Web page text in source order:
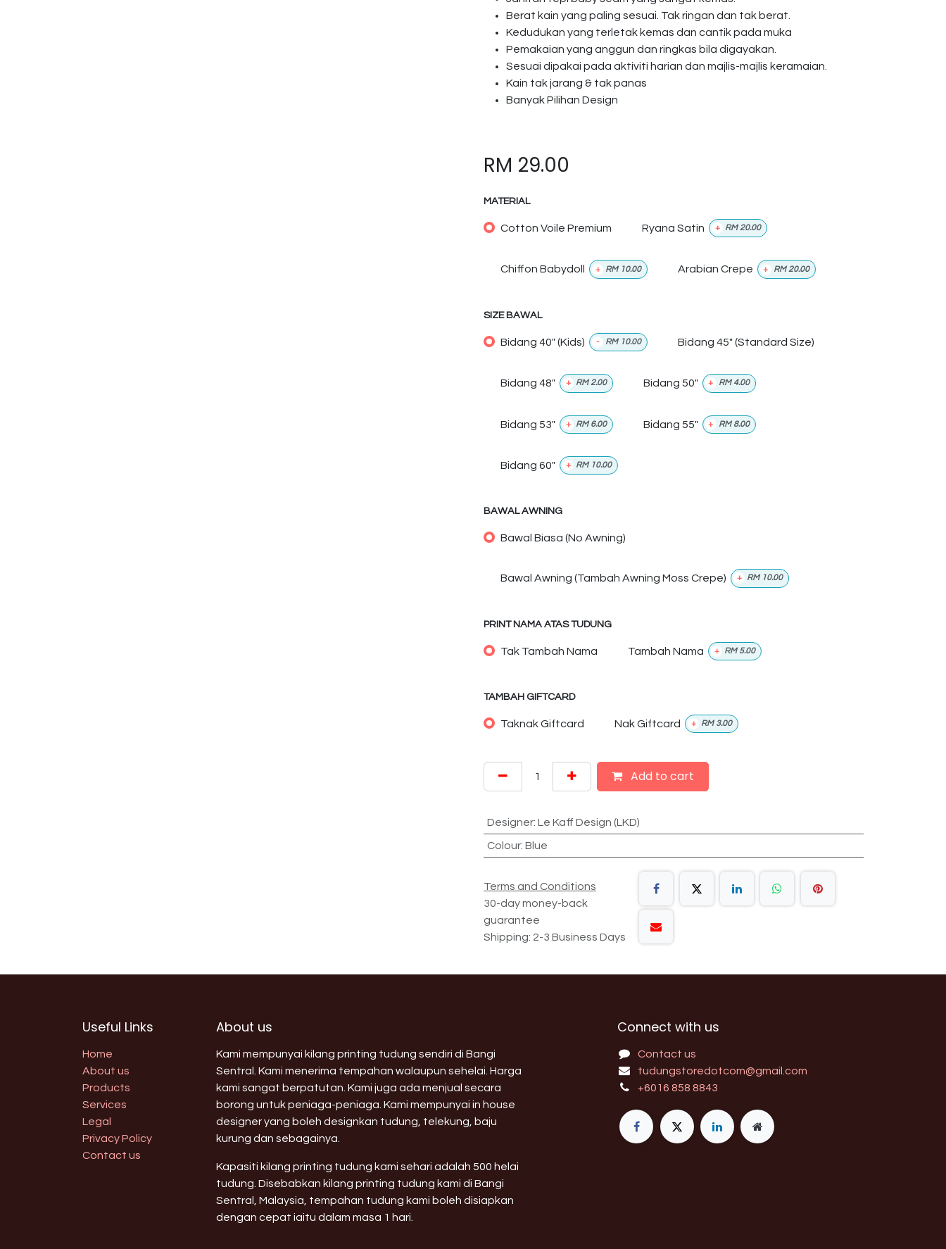
Berat kain yang paling sesuai. Tak ringan dan tak berat.
Kedudukan yang terletak kemas dan cantik pada muka
Pemakaian yang anggun dan ringkas bila digayakan.
Sesuai dipakai pada aktiviti harian dan majlis-majlis keramaian.
Kain tak jarang & tak panas
Banyak Pilihan Design
RM 29.00
MATERIAL
Cotton Voile Premium Ryana Satin + RM20.00
Chiffon Babydoll + RM 10.00 Arabian Crepe + RM 20.00
SIZE BAWAL
Bidang 40" (Kids) - RM 10.00 Bidang 45" (Standard Size)
Bidang 48" + RM2.00 Bidang 50" + RM 4.00
Bidang 53" + RM 6.00 Bidang 55" + RM 8.00
Bidang 60" + RM 10.00
BAWAL AWNING
Bawal Biasa (No Awning)
Bawal Awning (Tambah Awning Moss Crepe) + RM 10.00
PRINT NAMA ATAS TUDUNG
Tak Tambah Nama Tambah Nama + RM 5.00
TAMBAH GIFTCARD
Taknak Giftcard Nak Giftcard + RM 3.00
Add to cart
Designer: Le Kaff Design (LKD)
Colour: Blue
Terms and Conditions
30-day money-back
guarantee
Shipping: 2-3 Business Days
Useful Links
Home
About us
Products
Services
Legal
Privacy Policy
Contact us
About us
Kami mempunyai kilang printing tudung sendiri di Bangi
Sentral. Kami menerima tempahan walaupun sehelai. Harga
kami sangat berpatutan. Kami juga ada menjual secara
borong untuk peniaga-peniaga. Kami mempunyai in house
designer yang boleh designkan tudung, telekung, baju
kurung dan sebagainya.
Kapasiti kilang printing tudung kami sehari adalah 500 helai
tudung. Disebabkan kilang printing tudung kami di Bangi
Sentral, Malaysia, tempahan tudung kami boleh disiapkan
dengan cepat iaitu dalam masa 1 hari.
Connect with us
Contact us
tudungstoredotcom@gmail.com
+6016 858 8843